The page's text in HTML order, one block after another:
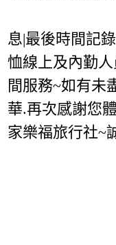
息|最後時間記
恤線上及內勤
間服務~如有未
華.再次感謝您
家樂福旅行社~